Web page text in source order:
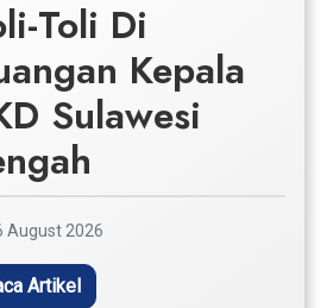
Toli Di
Kepala
Sulawesi
August 2026
Artikel